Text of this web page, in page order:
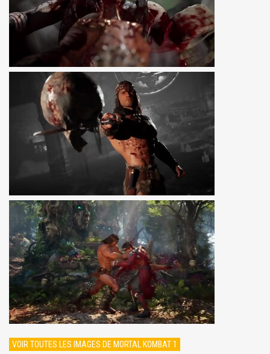
VOIR TOUTES LES IMAGES DE MORTAL KOMBAT 1